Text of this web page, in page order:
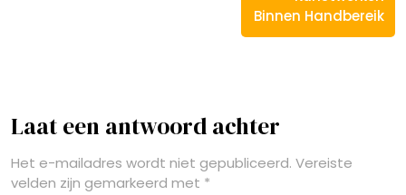
Binnen Handbereik
Laat een antwoord achter
Het e-mailadres wordt niet gepubliceerd. Vereiste
velden zijn gemarkeerd met *